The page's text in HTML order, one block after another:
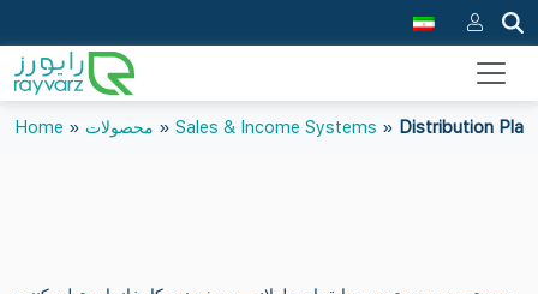
Home » محصولات » Sales & Income Systems » Distribution